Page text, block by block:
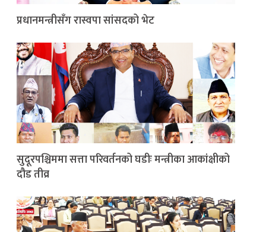
प्रधानमन्त्रीसँग रास्वपा सांसदको भेट
सुदूरपश्चिममा सत्ता परिवर्तनको घडीः मन्त्रीका आकांक्षीको
दौड तीव्र